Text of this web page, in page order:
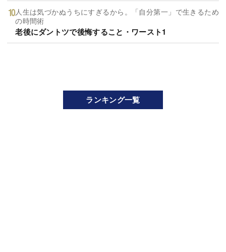
人生は気づかぬうちにすぎるから。「自分第一」で生きるため
の時間術
老後にダントツで後悔すること・ワースト1
ランキング一覧